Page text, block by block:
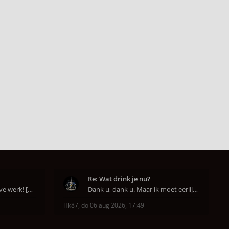
Een goed begin is het halve werk! [emoji6]
Re: Wat drink je nu?
Dank u, dank u. Maar ik moet eerlijk bekennen da
Hk87, do 06 aug 2026, 17:49